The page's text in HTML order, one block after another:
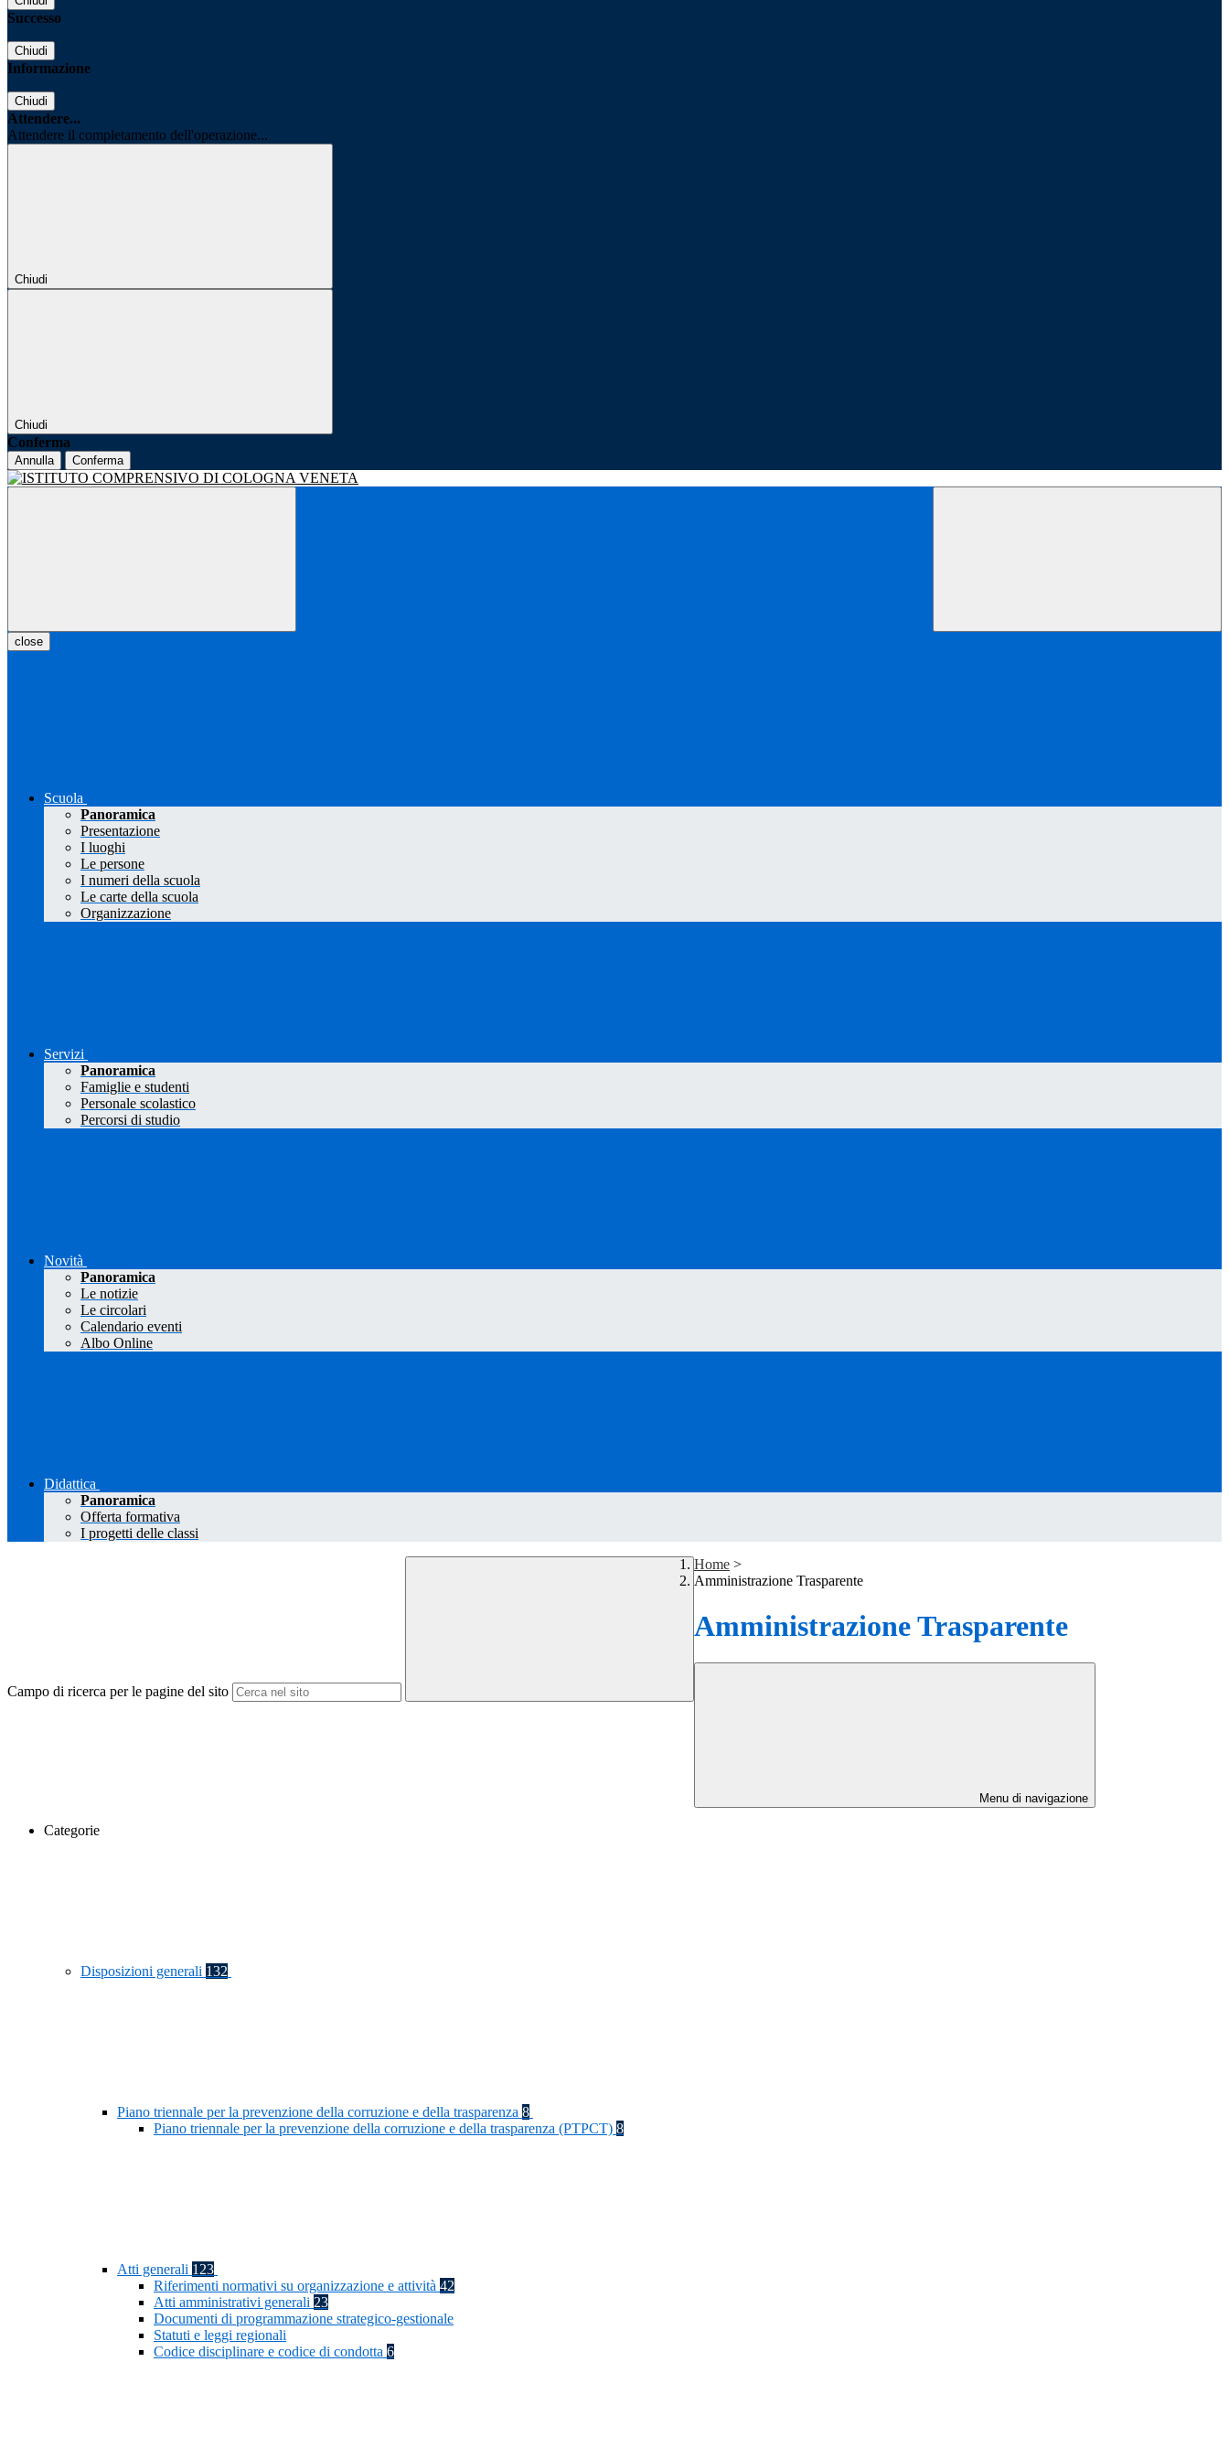
Successo
Chiudi
Informazione
Chiudi
Attendere...
Attendere il completamento dell'operazione...
Chiudi
Chiudi
Conferma
Annulla Conferma
close
Scuola
Panoramica
Presentazione
I luoghi
Le persone
I numeri della scuola
Le carte della scuola
Organizzazione
Servizi
Panoramica
Famiglie e studenti
Personale scolastico
Percorsi di studio
Novità
Panoramica
Le notizie
Le circolari
Calendario eventi
Albo Online
Didattica
Panoramica
Offerta formativa
I progetti delle classi
Campo di ricerca per le pagine del sito
Home >
Amministrazione Trasparente
Amministrazione Trasparente
Menu di navigazione
Categorie
Disposizioni generali 132
Piano triennale per la prevenzione della corruzione e della trasparenza 8
Piano triennale per la prevenzione della corruzione e della trasparenza (PTPCT) 8
Atti generali 123
Riferimenti normativi su organizzazione e attività 42
Atti amministrativi generali 23
Documenti di programmazione strategico-gestionale
Statuti e leggi regionali
Codice disciplinare e codice di condotta 6